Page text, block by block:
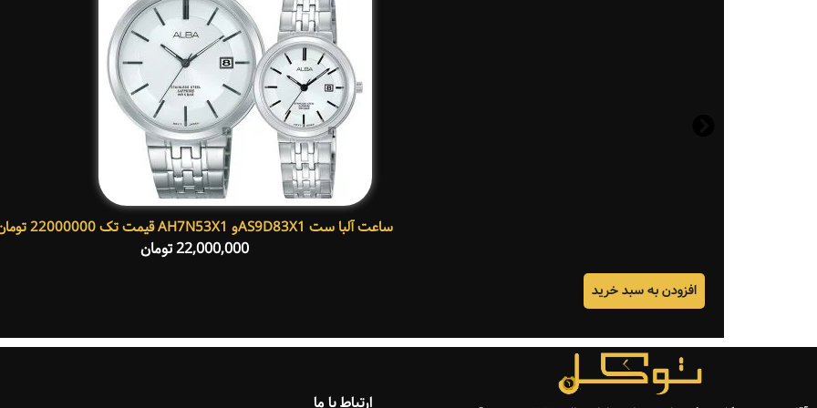
ساعت آلبا ست AS9D83X1و AH7N53X1 قیمت تک 22000000 تومان
22,000,000تومان
افزودن به سبد خرید
ارتباط با ما